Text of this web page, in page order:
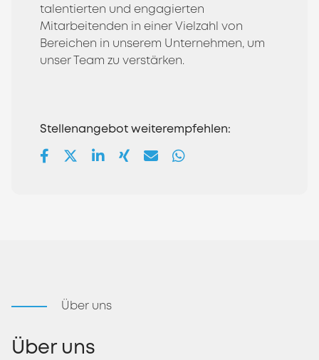
talentierten und engagierten
Mitarbeitenden in einer Vielzahl von
Bereichen in unserem Unternehmen, um
unser Team zu verstärken.
Stellenangebot weiterempfehlen:
Über uns
Über uns